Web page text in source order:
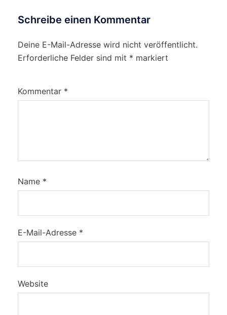
Schreibe einen Kommentar
Deine E-Mail-Adresse wird nicht veröffentlicht.
Erforderliche Felder sind mit * markiert
Kommentar *
Name *
E-Mail-Adresse *
Website